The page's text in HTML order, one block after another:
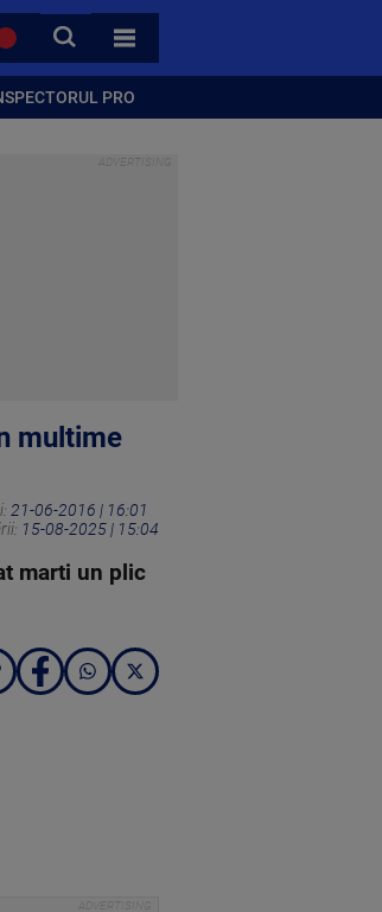
CAUTA
TOATE CATEGORIILE
PRO
multime
21-06-2016 | 16:01
15-08-2025 | 15:04
marti un plic